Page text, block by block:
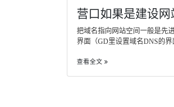
营口如果是建设
把域名指向网站空间一般是先
界面（GD里设置域名DNS的界
查看全文